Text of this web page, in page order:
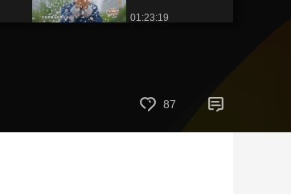
01:23:19
《中国中医药大会》
衡固本
87